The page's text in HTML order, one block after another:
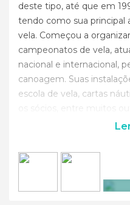
deste tipo, até que em
tendo como sua principal
vela. Começou a
campeonatos de vela,
nacional e internacional,
canoagem. Suas
escola de vela, cartas
os sócios, entre muitos